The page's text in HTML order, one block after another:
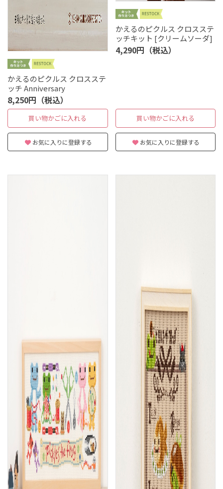
かえるのピクルス クロスステ
ッチ Anniversary
8,250円（税込）
買い物かごに入れる
お気に入りに登録する
かえるのピクルス クロスステ
ッチキット [クリームソーダ]
4,290円（税込）
買い物かごに入れる
お気に入りに登録する